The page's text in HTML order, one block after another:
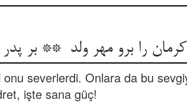
onu severlerdi. Onlara da bu
işte sana güç!